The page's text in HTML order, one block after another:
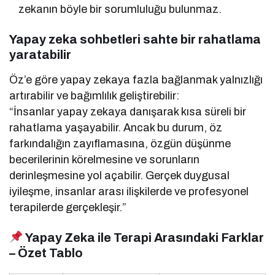
zekanın böyle bir sorumluluğu bulunmaz.
Yapay zeka sohbetleri sahte bir rahatlama
yaratabilir
Öz’e göre yapay zekaya fazla bağlanmak yalnızlığı
artırabilir ve bağımlılık geliştirebilir:
“İnsanlar yapay zekaya danışarak kısa süreli bir
rahatlama yaşayabilir. Ancak bu durum, öz
farkındalığın zayıflamasına, özgün düşünme
becerilerinin körelmesine ve sorunların
derinleşmesine yol açabilir. Gerçek duygusal
iyileşme, insanlar arası ilişkilerde ve profesyonel
terapilerde gerçekleşir.”
Yapay Zeka ile Terapi Arasındaki Farklar
– Özet Tablo